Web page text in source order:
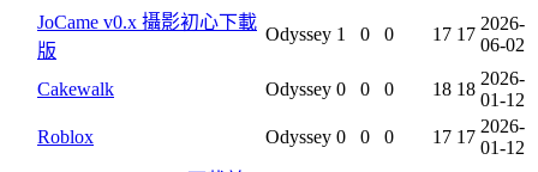
JoCame v0.x 攝影初心下載
版
Odyssey 1 0 0 17 17
2026-
06-02
Cakewalk Odyssey 0 0 0 18 18
2026-
01-12
Roblox
Odyssey 0 0 0 17 17
2026-
01-12